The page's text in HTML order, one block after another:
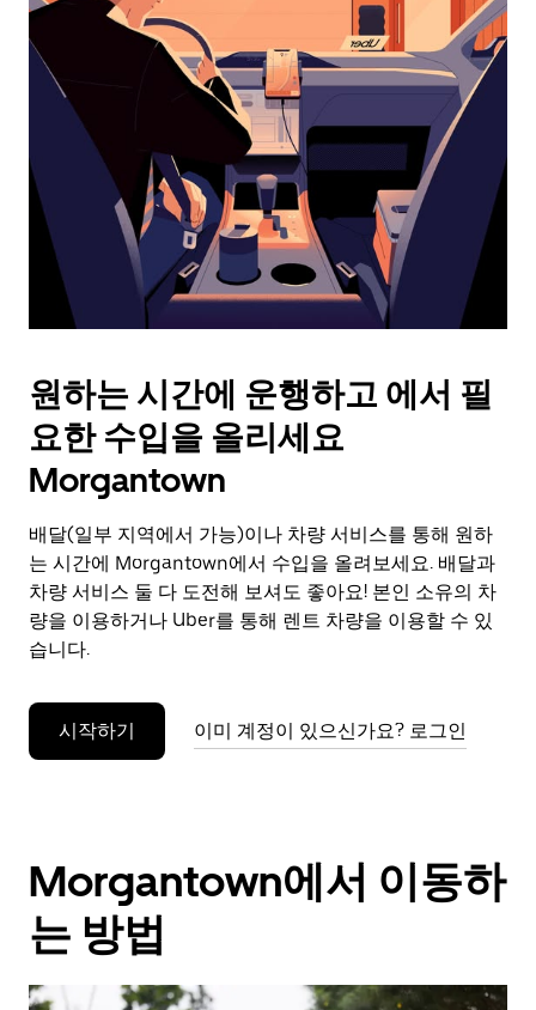
화
살
표
러
날
짜
캘
린
더
를
닫
려
면
Esc
키
를
누
세
원하는 시간에 운행하고 에서 필
요한 수입을 올리세요
Morgantown
배달(일부 지역에서 가능)이나 차량 서비스를 통해 원하
는 시간에 Morgantown에서 수입을 올려보세요. 배달과
차량 서비스 둘 다 도전해 보셔도 좋아요! 본인 소유의 차
량을 이용하거나 Uber를 통해 렌트 차량을 이용할 수 있
습니다.
시작하기 이미 계정이 있으신가요? 로그인
Morgantown에서 이동하
는 방법